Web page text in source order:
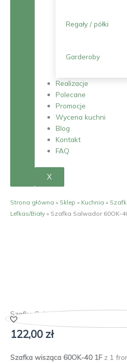
Regały / półki
Garderoby
Realizacje
Polecane
Promocje
Wycena kuchni
Blog
Kontakt
FAQ
X
Strona główna » Sklep » Kuchnia »
Lefkas/Biały » Szafka Salwador 60OK-
Szafka Salwador 60OK-40 1F
122,00 zł
Szafka wisząca 60OK-40 1F z 1